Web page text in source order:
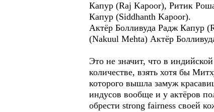
Капур (Raj Kapoor), Ритик
Капур (Siddhanth Kapoor).
Актёр Болливуда Радж Капур
(Nakuul Mehta) Актёр
Это не значит, что в
количестве, взять хотя бы
которого вышла замуж
индусов вообще и у актёров
обрести strong fairness своей